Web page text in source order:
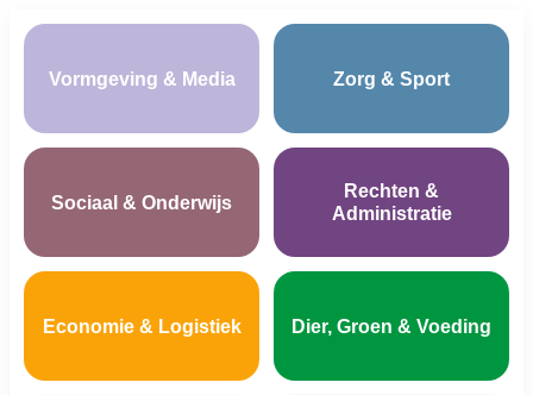
Vormgeving & Media Zorg & Sport
Sociaal & Onderwijs
Rechten &
Administratie
Economie & Logistiek Dier, Groen & Voeding